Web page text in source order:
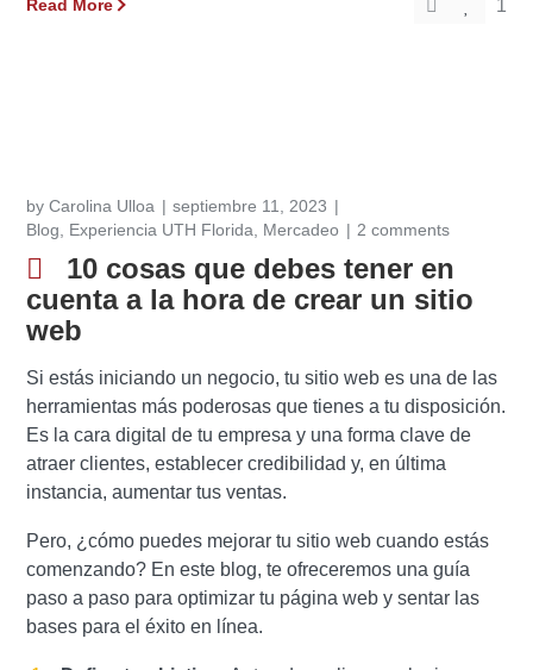
Read More 1
byCarolina Ulloa
septiembre 11, 2023
Blog
Experiencia UTH Florida Mercadeo 2 comments
10 cosas que debes tener en
cuenta a la hora de crear un sitio
web
Si estás iniciando un negocio, tu sitio web es una de las
herramientas más poderosas que tienes a tu disposición.
Es la cara digital de tu empresa y una forma clave de
atraer clientes, establecer credibilidad y, en última
instancia, aumentar tus ventas.
Pero, ¿cómo puedes mejorar tu sitio web cuando estás
comenzando? En este blog, te ofreceremos una guía
paso a paso para optimizar tu página web y sentar las
bases para el éxito en línea.